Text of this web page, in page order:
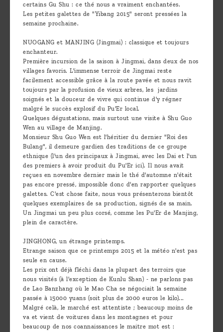
certains Gu Shu : ce thé nous a vraiment enchantées.
Les petites galettes de "Yibang 2015" seront pressées la
semaine prochaine.
NUOGANG et MANJING (Jingmai) : classique et toujours
enchanteur.
Première incursion de la saison à Jingmai, dans deux de nos
villages favoris. L'immense terroir de Jingmai reste
facilement accessible grâce à la route pavée et nous ravit
toujours par la profusion de vieux arbres, les jardins
soignés et la douceur de vivre qui continue d'y régner
malgré le succès explosif du Pu'Er local.
Quelques dégustations, mais surtout une visite à Shu Guo
Wen au village de Manjing.
Monsieur Shu Guo Wen est l'héritier du dernier "Roi des
Bulang", il demeure gardien des traditions de ce groupe
ethnique (l'un des principaux à Jingmai, avec les Dai et l'un
des premiers à avoir produit du Pu'Er ici). Il nous avait
reçues en novembre dernier mais le thé d'automne n'était
pas encore pressé, impossible donc d'en rapporter quelques
galettes. C'est chose faite, nous vous présenterons bientôt
quelques exemplaires de sa production, signés de sa main.
Un Jingmai un peu plus corsé, comme les Pu'Er de Manjing,
plein de caractère.
JINGHONG, un étrange printemps.
Etrange saison que ce printemps 2015 et la météo n'est pas
seule en cause.
Les prix ont déjà fléchi dans la plupart des terroirs que
nous visités (à l'exception de Kunlu Shan) - ne parlons pas
de Lao Banzhang où le Mao Cha se négociait la semaine
passée à 15000 yuans (soit plus de 2000 euros le kilo)...
Malgré celà, le marché est attentiste ; beaucoup moins de
va et vient de voitures dans les montagnes et pour
beaucoup de nos coannaissances le maitre mot est :